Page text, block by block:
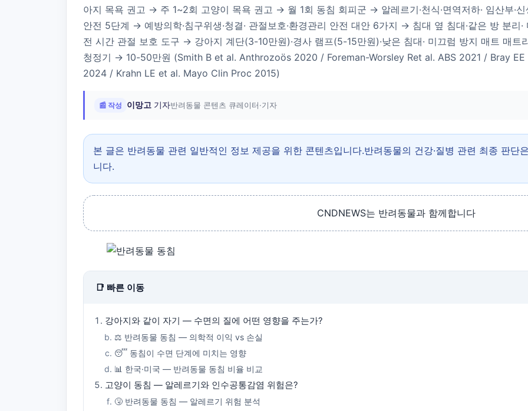
아지 목욕 권고 → 주 1~2회 고양이 목욕 권고 → 월 1회 동침 회피군 → 알레르기·천식·면역저하· 임산부·신
안전 5단계 → 예방의학·침구위생·청결· 관절보호·환경관리 안전 대안 6가지 → 침대 옆 침대·같은 방 분리·
전 시간 관절 보호 도구 → 강아지 계단(3-10만원)·경사 램프(5-15만원)·낮은 침대· 미끄럼 방지 매트 매
청정기 → 10-50만원 (Smith B et al. Anthrozoös 2020 / Foreman-Worsley Ret al. ABS 2021 / Bray
2024 / Krahn LE et al. Mayo Clin Proc 2015)
📰 작성 이망고 기자반려동물 콘텐츠 큐레이터·기자
본 글은 반려동물 관련 일반적인 정보 제공을 위한 콘텐츠입니다.반려동물의 건강·질병 관련 최종 판단
니다.
CNDNEWS는 반려동물과 함께합니다
📑 빠른 이동
강아지와 같이 자기 — 수면의 질에 어떤 영향을 주는가?
⚖️ 반려동물 동침 — 의학적 이익 vs 손실
😴 동침이 수면 단계에 미치는 영향
📊 한국·미국 — 반려동물 동침 비율 비교
고양이 동침 — 알레르기와 인수공통감염 위험은?
🤧 반려동물 동침 — 알레르기 위험 분석